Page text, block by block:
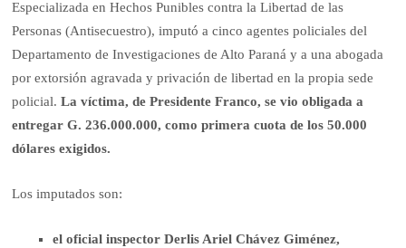
Especializada en Hechos Punibles contra la Libertad de las
Personas (Antisecuestro), imputó a cinco agentes policiales del
Departamento de Investigaciones de Alto Paraná y a una abogada
por extorsión agravada y privación de libertad en la propia sede
policial. La víctima, de Presidente Franco, se vio obligada a
entregar G. 236.000.000, como primera cuota de los 50.000
dólares exigidos.
Los imputados son:
el oficial inspector Derlis Ariel Chávez Giménez,